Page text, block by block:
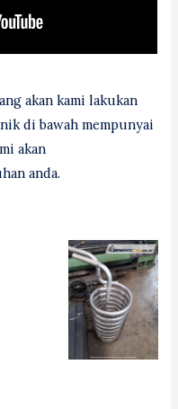
akan kami lakukan
di bawah mempunyai
akan
anda.